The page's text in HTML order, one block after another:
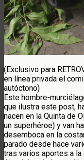
(Exclusivo para
en línea privada el
autóctono)
Este hombre-
que ilustra este post,
nacen en la Quinta de
un superhéroe) y van
desemboca en la
parado desde hace
tras varios aportes a la